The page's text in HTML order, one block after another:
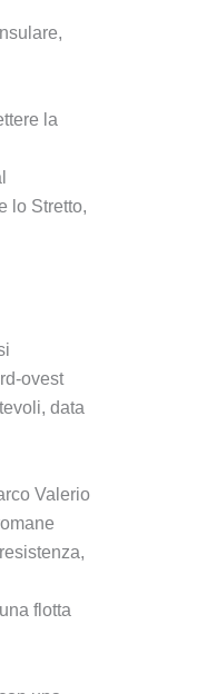
la
lo Stretto,
ovest
data
Valerio
flotta